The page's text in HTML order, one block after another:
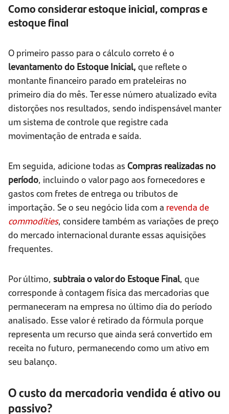
Como considerar estoque inicial, compras e
estoque final
O primeiro passo para o cálculo correto é o
levantamento do Estoque Inicial, que reflete o
montante financeiro parado em prateleiras no
primeiro dia do mês. Ter esse número atualizado evita
distorções nos resultados, sendo indispensável manter
um sistema de controle que registre cada
movimentação de entrada e saída.
Em seguida, adicione todas as Compras realizadas no
período, incluindo o valor pago aos fornecedores e
gastos com fretes de entrega ou tributos de
importação. Se o seu negócio lida com a revenda de
commodities, considere também as variações de preço
do mercado internacional durante essas aquisições
frequentes.
Por último, subtraia o valor do Estoque Final, que
corresponde à contagem física das mercadorias que
permaneceram na empresa no último dia do período
analisado. Esse valor é retirado da fórmula porque
representa um recurso que ainda será convertido em
receita no futuro, permanecendo como um ativo em
seu balanço.
O custo da mercadoria vendida é ativo ou
passivo?